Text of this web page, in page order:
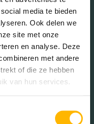
media te bieden
Ook delen we
site met onze
en analyse. Deze
met andere
of die ze hebben
van hun services.
Musea
Parkeerplaats
Scholen